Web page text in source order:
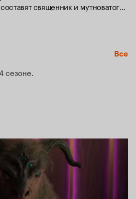
священник и мутноватого
Все
сезоне